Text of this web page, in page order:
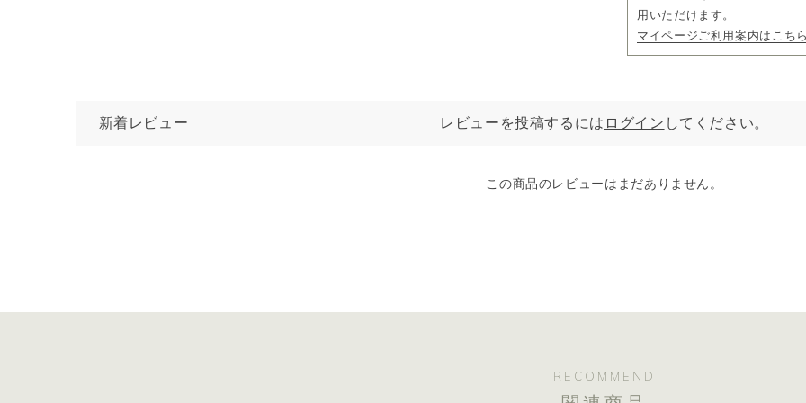
用いただけます。
マイページご利用案内はこち
新着レビュー レビューを投稿するには ログイン してください。
この商品のレビューはまだありません。
RECOMMEND